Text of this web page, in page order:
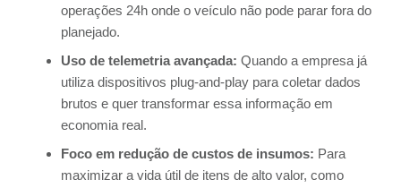
operações 24h onde o veículo não pode parar fora do
planejado.
Uso de telemetria avançada: Quando a empresa já
utiliza dispositivos plug-and-play para coletar dados
brutos e quer transformar essa informação em
economia real.
Foco em redução de custos de insumos: Para
maximizar a vida útil de itens de alto valor, como